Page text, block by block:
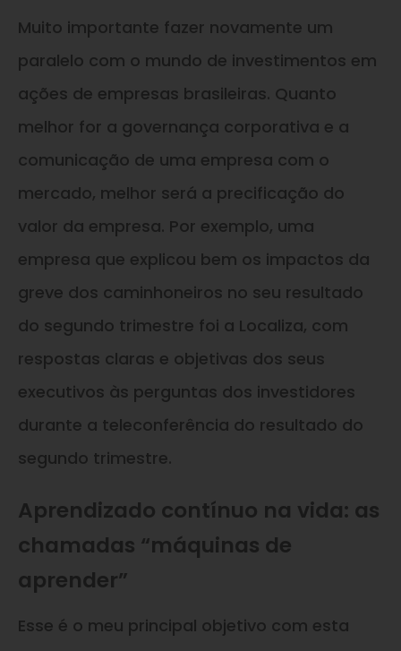
Muito importante fazer novamente um
paralelo com o mundo de investimentos em
ações de empresas brasileiras. Quanto
melhor for a governança corporativa e a
comunicação de uma empresa com o
mercado, melhor será a precificação do
valor da empresa. Por exemplo, uma
empresa que explicou bem os impactos da
greve dos caminhoneiros no seu resultado
do segundo trimestre foi a Localiza, com
respostas claras e objetivas dos seus
executivos às perguntas dos investidores
durante a teleconferência do resultado do
segundo trimestre.
Aprendizado contínuo na vida: as
chamadas “máquinas de
aprender”
Esse é o meu principal objetivo com esta